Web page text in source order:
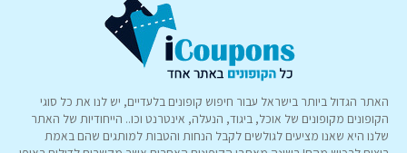
האתר הגדול ביותר בישראל עבור חיפוש קופונים בלעדיים, יש לנו את כל סוגי
הקופונים מקופונים של אוכל, ביגוד, הנעלה, אינטרנט וכו.. הייחודיות של האתר
שלנו היא שאנו מציעים לגולשים לקבל הנחות והטבות למותגים שהם באמת